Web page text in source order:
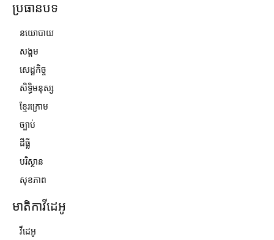
ប្រធានបទ
នយោបាយ
សង្គម
សេដ្ឋកិច្ច
សិទ្ធិមនុស្ស
ខ្មែរក្រោម
ច្បាប់
ដីធ្លី
បរិស្ថាន
សុខភាព
មាតិកាវីដេអូ
វីដេអូ